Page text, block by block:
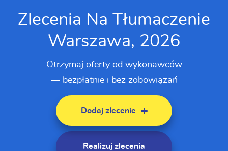
Zlecenia Na Tłumaczenie
Warszawa, 2026
Otrzymaj oferty od wykonawców
— bezpłatnie i bez zobowiązań
Dodaj zlecenie
Realizuj zlecenia